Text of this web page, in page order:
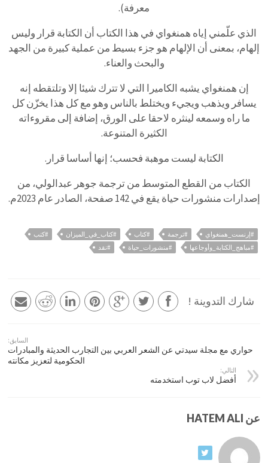
معرفة).
الذي علّمني إياه همنغواي في هذا الكتاب أن الكتابة قرار وليس
إلهام، بمعنى أن الإلهام هو جزء بسيط من عملية كبيرة من الجهد
والبحث والعناء.
إن همنغواي يشبه الكاميرا التي لا تترك شيئا إلا وتلتقطه إنه
يسافر ويذهب ويجيء ويختلط بالناس وهو مع كل هذا يخزّن كل
ما راه وسمعه لينثره لاحقا على الورق، إضافة إلى مقروءاته
الكثيرة المتنوعة.
الكتابة ليست موهبة فحسب؛ إنها أساسا قرار.
الكتاب من القطع المتوسط من ترجمة جوهر عبدالولي، من
إصدارات منشورات حياة يقع في 142 صفحة، الصادر عام 2023م.
#إرنست_همنغواي #ترجمة #كتاب #كتاب_في_الميزان
#كتب
#مباهج_الكتابة_وأوجاعها
#منشورات_حياة #نقد
شارك التدوينة !
السابق:
حواري مع مجلة سيدتي عن الشعر العربي بين التجارب الحديثة والمبادرات
الحكومية لتعزيز مكانته
التالي:
أفضل لاب توب استخدمته
عن HATEM ALI